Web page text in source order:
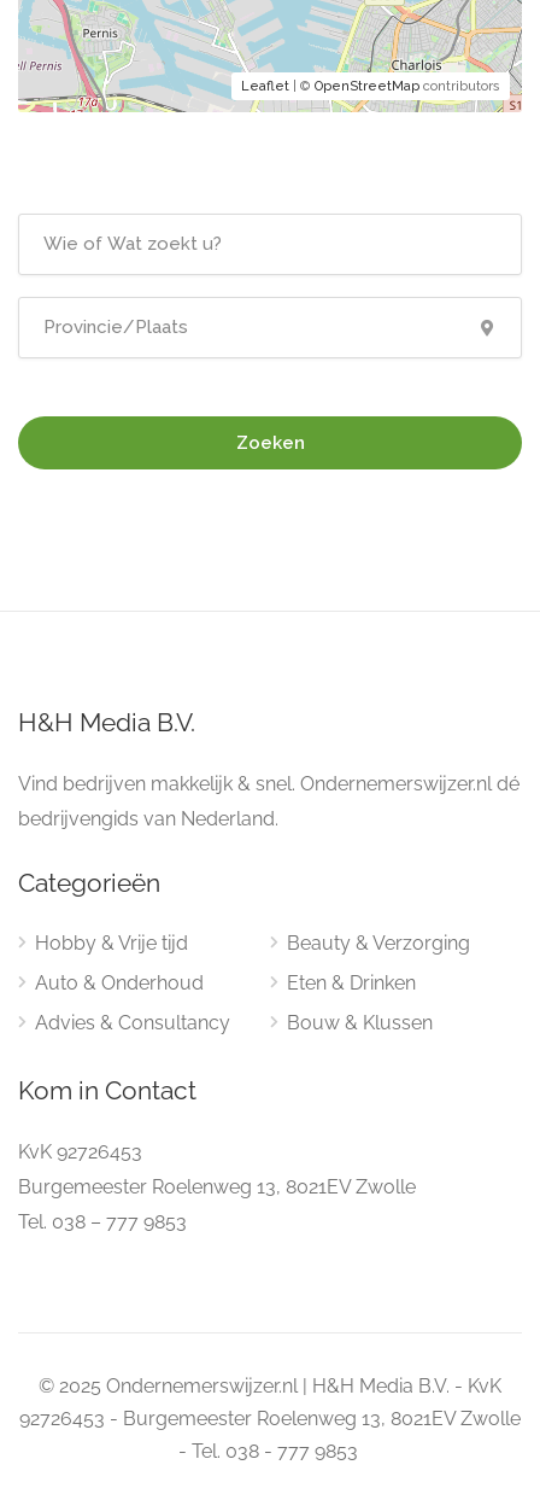
Leaflet | © OpenStreetMap contributors
Zoeken
H&H Media B.V.
Vind bedrijven makkelijk & snel. Ondernemerswijzer.nl dé
bedrijvengids van Nederland.
Categorieën
Hobby & Vrije tijd
Auto & Onderhoud
Advies & Consultancy
Beauty & Verzorging
Eten & Drinken
Bouw & Klussen
Kom in Contact
KvK 92726453
Burgemeester Roelenweg 13, 8021EV Zwolle
Tel. 038 – 777 9853
© 2025 Ondernemerswijzer.nl | H&H Media B.V. - KvK
92726453 - Burgemeester Roelenweg 13, 8021EV Zwolle
- Tel. 038 - 777 9853